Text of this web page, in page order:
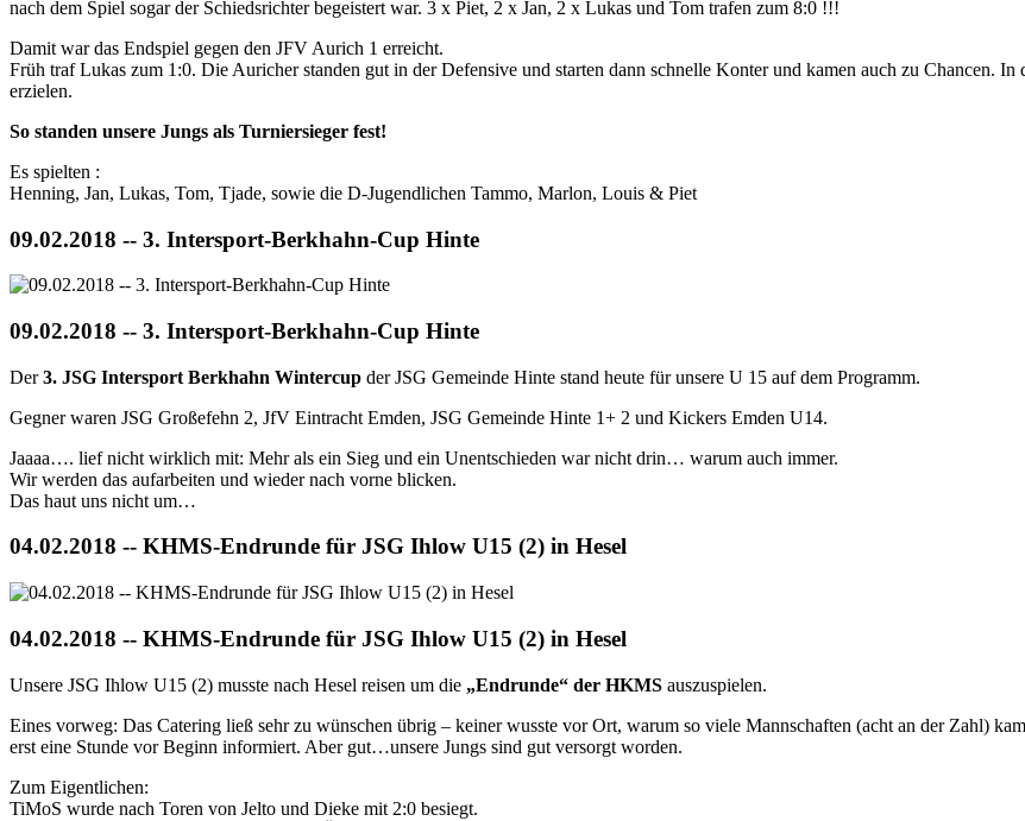
nach dem Spiel sogar der Schiedsrichter begeistert war. 3 x Piet, 2 x Jan, 2 x Lukas und Tom trafen zum 8:0 !!!
Damit war das Endspiel gegen den JFV Aurich 1 erreicht.
Früh traf Lukas zum 1:0. Die Auricher standen gut in der Defensive und starten dann schnelle Konter und kamen auch zu Chancen.
erzielen.
So standen unsere Jungs als Turniersieger fest!
Es spielten :
Henning, Jan, Lukas, Tom, Tjade, sowie die D-Jugendlichen Tammo, Marlon, Louis & Piet
09.02.2018 -- 3. Intersport-Berkhahn-Cup Hinte
09.02.2018 -- 3. Intersport-Berkhahn-Cup Hinte
Der3. JSG Intersport Berkhahn Wintercup der JSG Gemeinde Hinte stand heute für unsere U 15 auf dem Programm.
Gegner waren JSG Großefehn 2, JfV Eintracht Emden, JSG Gemeinde Hinte 1+ 2 und Kickers Emden U14.
Jaaaa…. lief nicht wirklich mit: Mehr als ein Sieg und ein Unentschieden war nicht drin… warum auch immer.
Wir werden das aufarbeiten und wieder nach vorne blicken.
Das haut uns nicht um…
04.02.2018 -- KHMS-Endrunde für JSG Ihlow U15 (2) in Hesel
04.02.2018 -- KHMS-Endrunde für JSG Ihlow U15 (2) in Hesel
Unsere JSG Ihlow U15 (2) musste nach Hesel reisen um die „Endrunde“ der HKMS auszuspielen.
Eines vorweg: Das Catering ließ sehr zu wünschen übrig – keiner wusste vor Ort, warum so viele Mannschaften (acht an der Zahl)
erst eine Stunde vor Beginn informiert. Aber gut…unsere Jungs sind gut versorgt worden.
Zum Eigentlichen:
TiMoS wurde nach Toren von Jelto und Dieke mit 2:0 besiegt.